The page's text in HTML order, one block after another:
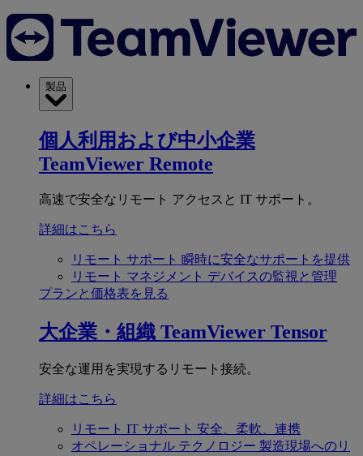
製品
個人利用および中小企業
TeamViewer Remote
高速で安全なリモート アクセスと IT サポート。
詳細はこちら
リモート サポート 瞬時に安全なサポートを提供
リモート マネジメント デバイスの監視と管理
プランと価格表を見る
大企業・組織 TeamViewer Tensor
安全な運用を実現するリモート接続。
詳細はこちら
リモート IT サポート 安全、柔軟、連携
オペレーショナル テクノロジー 製造現場へのリ